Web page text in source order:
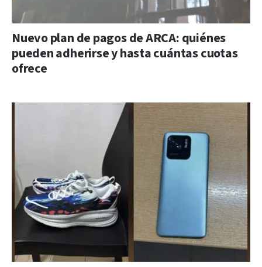
Nuevo plan de pagos de ARCA: quiénes
pueden adherirse y hasta cuántas cuotas
ofrece